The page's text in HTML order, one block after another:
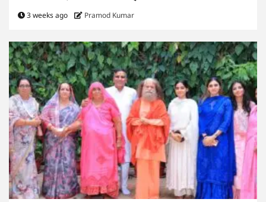
3 weeks ago Pramod Kumar